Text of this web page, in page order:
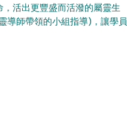
活出更豐盛而活潑的屬靈生
導師帶領的小組指導)，讓學員